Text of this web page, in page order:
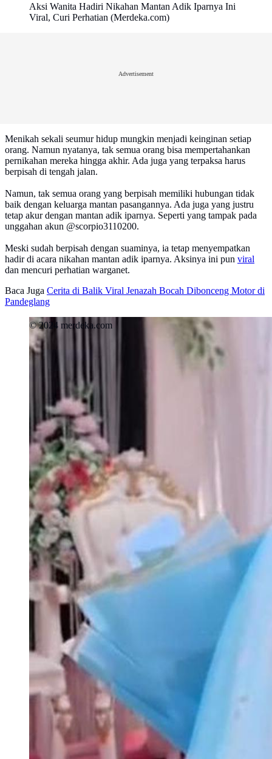
Aksi Wanita Hadiri Nikahan Mantan Adik Iparnya Ini
Viral, Curi Perhatian (Merdeka.com)
Advertisement
Menikah sekali seumur hidup mungkin menjadi keinginan setiap
orang. Namun nyatanya, tak semua orang bisa mempertahankan
pernikahan mereka hingga akhir. Ada juga yang terpaksa harus
berpisah di tengah jalan.
Namun, tak semua orang yang berpisah memiliki hubungan tidak
baik dengan keluarga mantan pasangannya. Ada juga yang justru
tetap akur dengan mantan adik iparnya. Seperti yang tampak pada
unggahan akun @scorpio3110200.
Meski sudah berpisah dengan suaminya, ia tetap menyempatkan
hadir di acara nikahan mantan adik iparnya. Aksinya ini pun viral
dan mencuri perhatian warganet.
Baca Juga Cerita di Balik Viral Jenazah Bocah Dibonceng Motor di
Pandeglang
© 2024 merdeka.com